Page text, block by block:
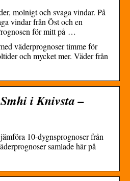
molnigt och svaga vindar. På
vindar från Öst och en
för mitt på …
väderprognoser timme för
och mycket mer. Väder från
i Knivsta –
10-dygnsprognoser från
samlade här på